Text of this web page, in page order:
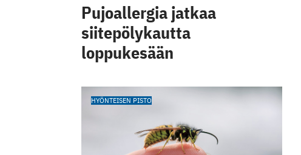
Pujoallergia jatkaa
siitepölykautta
loppukesään
HYÖNTEISEN PISTO